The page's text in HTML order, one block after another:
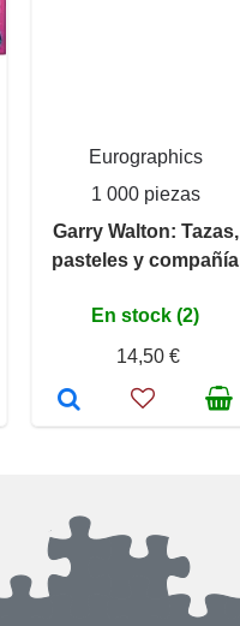
Eurographics
1 000 piezas
Garry Walton: Tazas,
pasteles y compañía
En stock (2)
14,50 €